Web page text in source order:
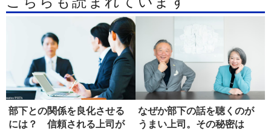
部下との関係を良化させる
には？ 信頼される上司が
なぜか部下の話を聴くのが
うまい上司。その秘密は